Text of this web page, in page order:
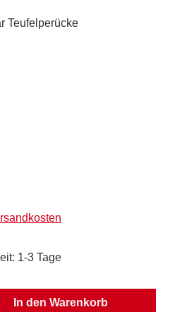
1-3 Tage
den gewünschten
In den Warenkorb